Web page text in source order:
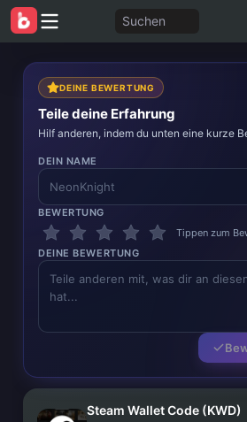
Suchen
DEINE BEWERTUNG
Teile deine Erfahrung
Hilf anderen, indem du unten eine kurze
DEIN NAME
BEWERTUNG
Tippen zum
DEINE BEWERTUNG
Steam Wallet Code (KWD)